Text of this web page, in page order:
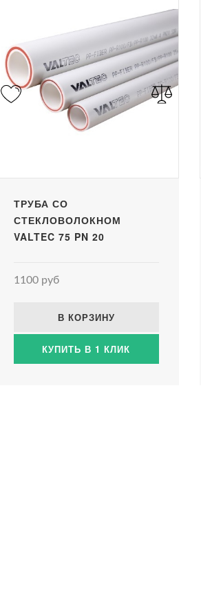
ТРУБА СО
СТЕКЛОВОЛОКНОМ
VALTEC 75 PN 20
1100 руб
В КОРЗИНУ
КУПИТЬ В 1 КЛИК